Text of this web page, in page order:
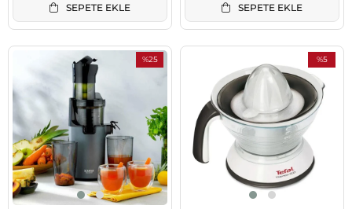
SEPETE EKLE SEPETE EKLE
%25
%5
İndirim
%5İndirim